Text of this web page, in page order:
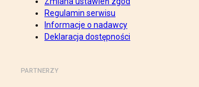
Regulamin serwisu
Informacje o nadawcy
Deklaracja dostępności
PARTNERZY